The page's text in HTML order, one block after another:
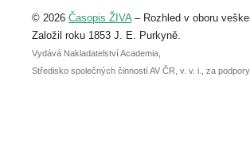
abstraktu přihlášené přednášky nebo
posteru je už 30. června.
© 2026 Časopis ŽIVA– Rozhled v oboru
Založil roku 1853 J. E. Purkyně.
Vydává Nakladatelství Academia,
Středisko společných činností AV ČR, v. v. i., za